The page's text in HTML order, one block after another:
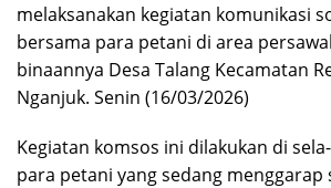
melaksanakan kegiatan komunikasi
bersama para petani di area
binaannya Desa Talang Kecamatan
Nganjuk. Senin (16/03/2026)
Kegiatan komsos ini dilakukan di
para petani yang sedang menggarap